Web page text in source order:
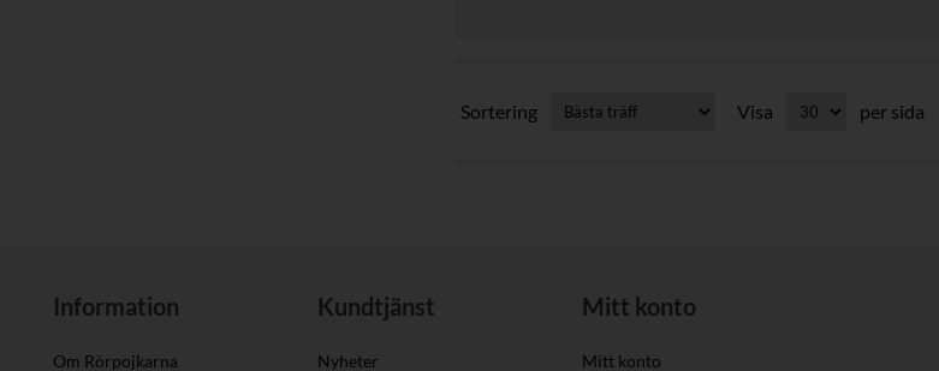
Sortering Visa per sida
Information
Om Rörpojkarna
Kundtjänst
Nyheter
Mitt konto
Mitt konto